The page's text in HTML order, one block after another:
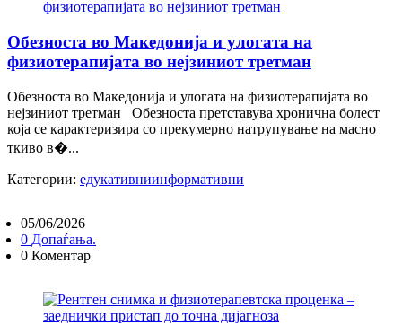
Обезноста во Македонија и улогата на
физиотерапијата во нејзиниот третман
Обезноста во Македонија и улогата на физиотерапијата во
нејзиниот третман Обезноста претставува хронична болест
која се карактеризира со прекумерно натрупување на масно
ткиво в�...
Категории: едукативниинформативни
05/06/2026
0 Допаѓања.
0 Коментар